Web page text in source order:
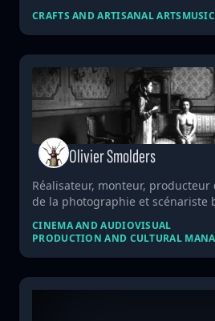
CRAFTS AND ARTISANAL ARTSMUSIC
Olivier Smolders
Réalisateur, monteur,
de la photographie et scénariste
CINEMA AND AUDIOVISUAL
PRODUCTION AND CULTURAL